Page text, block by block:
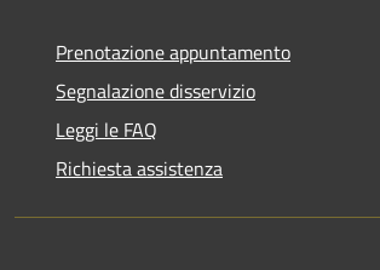
Prenotazione appuntamento
Segnalazione disservizio
Leggi le FAQ
Richiesta assistenza